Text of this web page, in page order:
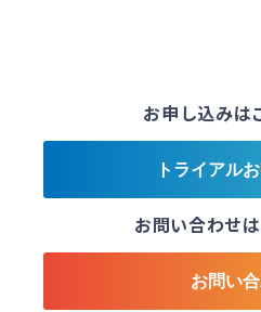
お申し込みは
トライアル
お問い合わせ
お問い